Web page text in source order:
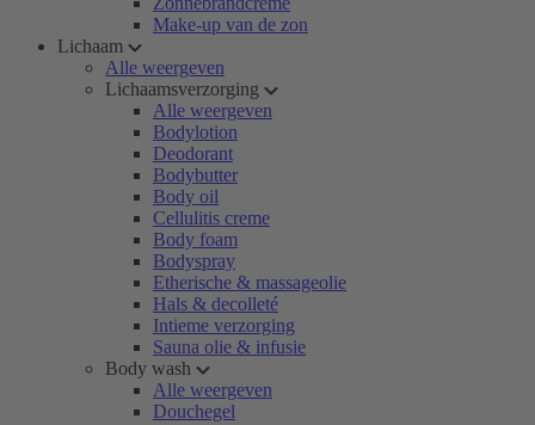
Make-up van de zon
Lichaam
Alle weergeven
Lichaamsverzorging
Alle weergeven
Bodylotion
Deodorant
Bodybutter
Body oil
Cellulitis creme
Body foam
Bodyspray
Etherische & massageolie
Hals & decolleté
Intieme verzorging
Sauna olie & infusie
Body wash
Alle weergeven
Douchegel